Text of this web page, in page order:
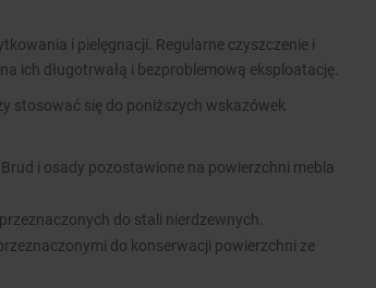
i pielęgnacji. Regularne czyszczenie i
ich długotrwałą i bezproblemową eksploatację.
stosować się do poniższych wskazówek
i osady pozostawione na powierzchni mebla
do stali nierdzewnych.
do konserwacji powierzchni ze